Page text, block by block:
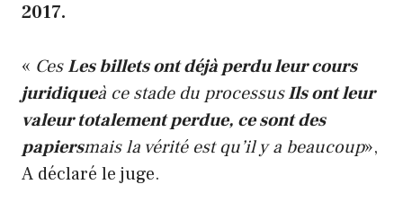
2017.
« CesLes billets ont déjà perdu leur cours
juridiqueà ce stade du processusIls ont leur
valeur totalement perdue, ce sont des
papiersmais la vérité est qu’il y a beaucoup»,
A déclaré le juge.